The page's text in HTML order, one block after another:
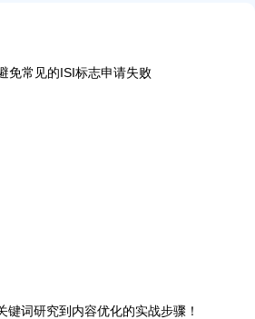
免常见的ISI标志申请失败
键词研究到内容优化的实战步骤！